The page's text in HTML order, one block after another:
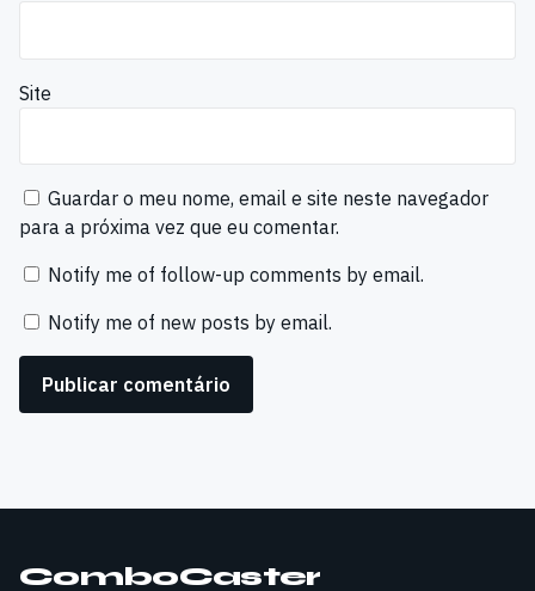
Site
Guardar o meu nome, email e site neste navegador
para a próxima vez que eu comentar.
Notify me of follow-up comments by email.
Notify me of new posts by email.
ComboCaster